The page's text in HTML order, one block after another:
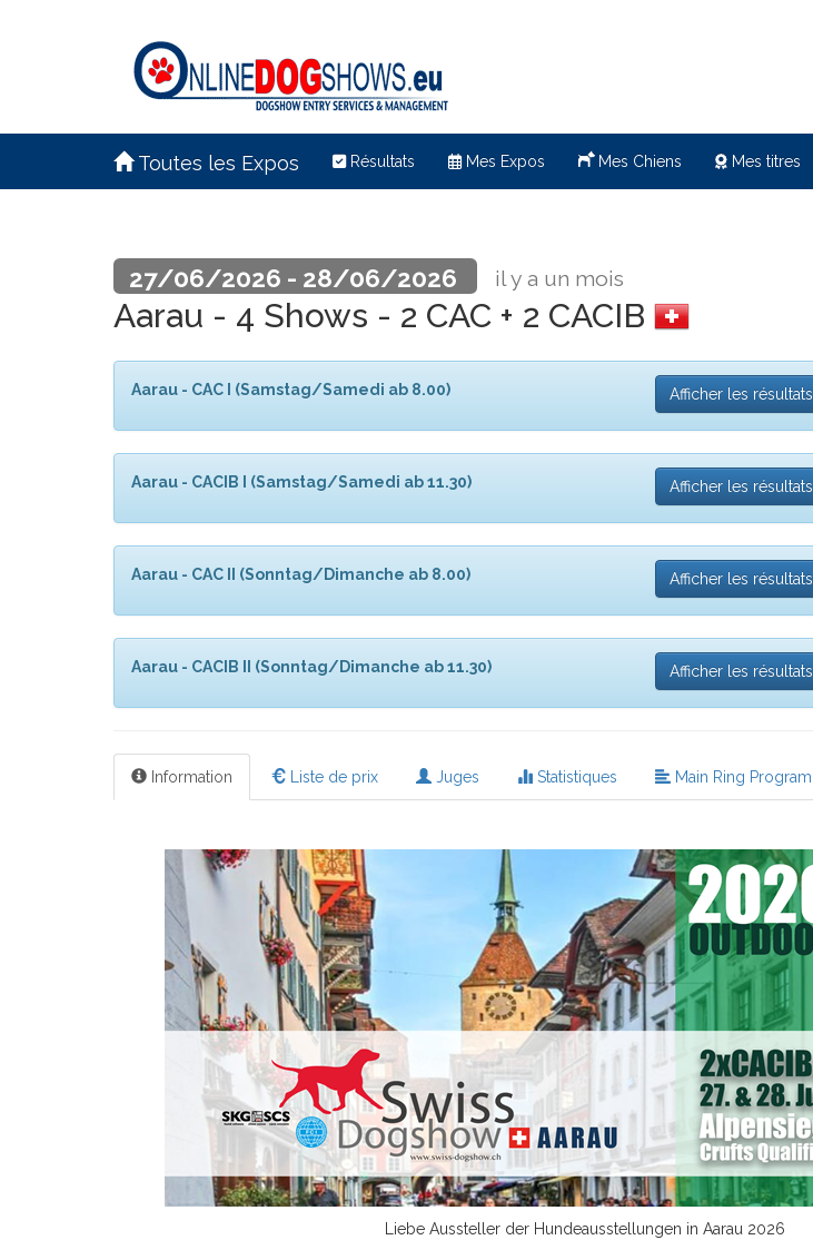
Toutes les Expos Résultats Mes Expos Mes Chiens Mes titres
27/06/2026 - 28/06/2026 il y a un mois
Aarau - 4 Shows - 2 CAC + 2 CACIB
Aarau - CAC I (Samstag/Samedi ab 8.00) Afficher les résultats
Aarau - CACIB I (Samstag/Samedi ab 11.30) Afficher les résultats
Aarau - CAC II (Sonntag/Dimanche ab 8.00) Afficher les résultats
Aarau - CACIB II (Sonntag/Dimanche ab 11.30) Afficher les résultats
Information Liste de prix Juges Statistiques Main Ring Program
Liebe Aussteller der Hundeausstellungen in Aarau 2026